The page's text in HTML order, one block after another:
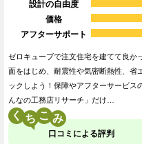
設計の自由度
価格
アフターサポート
ゼロキューブで注文住宅を建てて良か
面をはじめ、耐震性や気密断熱性、省
ックしよう！保障やアフターサービ
んなの工務店リサーチ」だけ…
く こ
口コミによる評判